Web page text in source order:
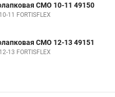
СМО 10-11 49150
11 FORTISFLEX
СМО 12-13 49151
13 FORTISFLEX